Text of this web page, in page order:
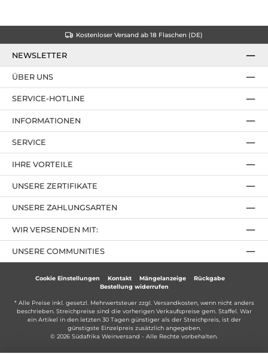
Kostenloser Versand ab 18 Flaschen (DE)
NEWSLETTER
SERVICE-HOTLINE
IHRE VORTEILE
UNSERE ZAHLUNGSARTEN
ÜBER UNS
UNSERE ZERTIFIKATE
INFORMATIONEN
SERVICE
UNSERE COMMUNITIES
WIR VERSENDEN MIT:
Cookie Einstellungen Kontakt Mängelanzeige
Rückgabe
Bestellung widerrufen
* Alle Preise inkl. gesetzl. Mehrwertsteuer zzgl. Versandkosten, wenn nicht anders
beschrieben. Streichpreise sind die vorherigen Verkaufspreise gem. Staffel. War
ein Artikel in den letzten 30 Tagen günstiger als der Streichpreis, ist der
günstigste Einzelpreis zusätzlich angegeben.
© 2026 Südafrika Weinversand - Alle Rechte vorbehalten.